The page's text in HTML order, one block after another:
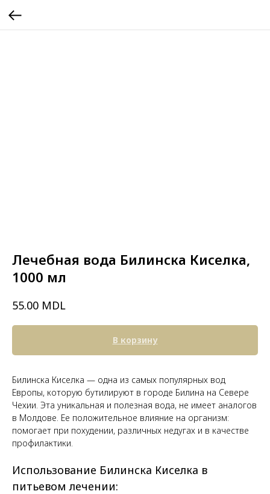
Лечебная вода Билинска Киселка,
1000 мл
55.00 MDL
В корзину
Билинска Киселка — одна из самых популярных вод
Европы, которую бутилируют в городе Билина на Севере
Чехии. Эта уникальная и полезная вода, не имеет аналогов
в Молдове. Ее положительное влияние на организм:
помогает при похудении, различных недугах и в качестве
профилактики.
Использование Билинска Киселка в
питьевом лечении: